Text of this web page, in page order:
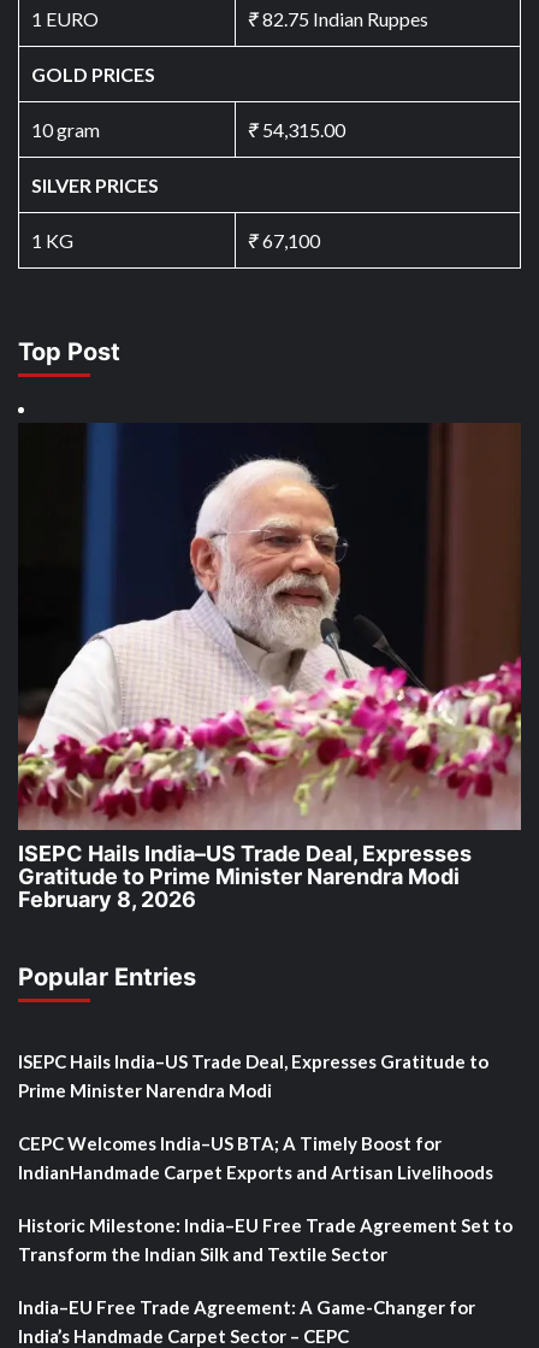
1 EURO ₹82.75 Indian Ruppes
GOLD PRICES
10 gram ₹54,315.00
SILVER PRICES
1 KG ₹67,100
Top Post
ISEPC Hails India–US Trade Deal, Expresses
Gratitude to Prime Minister Narendra Modi
February 8, 2026
Popular Entries
ISEPC Hails India–US Trade Deal, Expresses Gratitude to
Prime Minister Narendra Modi
CEPC Welcomes India–US BTA; A Timely Boost for
IndianHandmade Carpet Exports and Artisan Livelihoods
Historic Milestone: India–EU Free Trade Agreement Set to
Transform the Indian Silk and Textile Sector
India–EU Free Trade Agreement: A Game-Changer for
India’s Handmade Carpet Sector – CEPC